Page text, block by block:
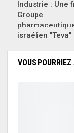
Industrie : Une
Groupe
israélien "Teva"
VOUS